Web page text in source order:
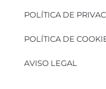
POLÍTICA DE
POLÍTICA DE
AVISO LEGAL